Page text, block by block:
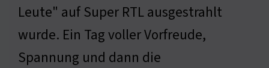
Leute" auf Super RTL ausgestrahlt
wurde. Ein Tag voller Vorfreude,
Spannung und dann die